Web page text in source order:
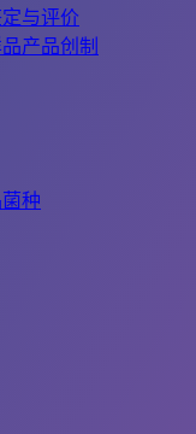
与评价
产品创制
种